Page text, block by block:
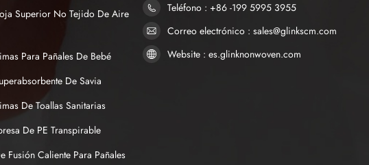
Superior No Tejido De Aire
Para Pañales De Bebé
De Savia
De Toallas Sanitarias
De PE Transpirable
Fusión Caliente Para Pañales
Teléfono : +86 -199 5995 3955
Correo electrónico : sales@glinkscm.com
Website : es.glinknonwoven.com